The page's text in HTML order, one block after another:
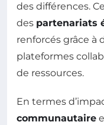
des différences.
des partenariats
renforcés grâce à
plateformes
de ressources.
En termes
communautaire